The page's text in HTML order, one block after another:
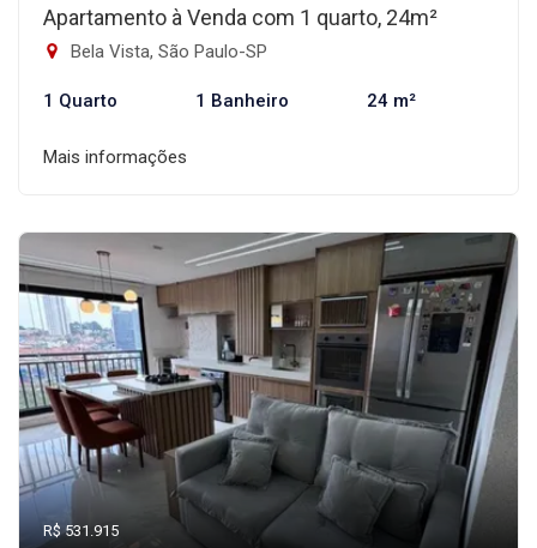
Apartamento à Venda com 1 quarto, 24m²
Bela Vista, São Paulo-SP
1 Quarto 1 Banheiro 24 m²
Mais informações
R$ 531.915